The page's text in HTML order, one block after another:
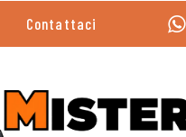
Contattaci